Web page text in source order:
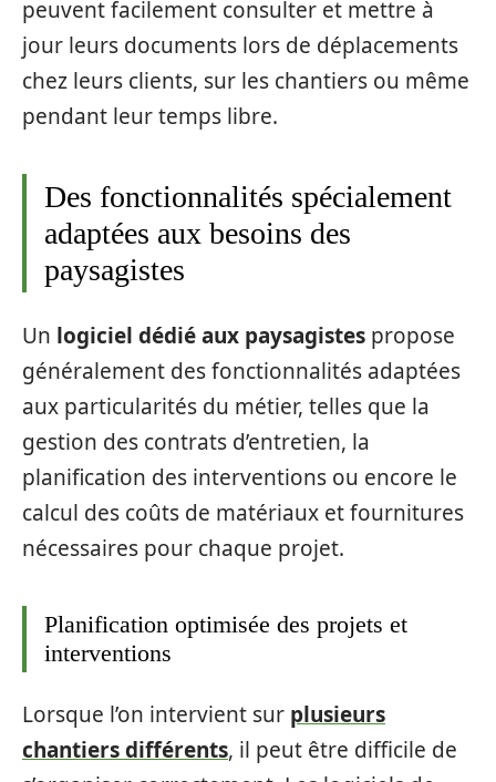
peuvent facilement consulter et mettre à
jour leurs documents lors de déplacements
chez leurs clients, sur les chantiers ou même
pendant leur temps libre.
Des fonctionnalités spécialement
adaptées aux besoins des
paysagistes
Un logiciel dédié aux paysagistes propose
généralement des fonctionnalités adaptées
aux particularités du métier, telles que la
gestion des contrats d’entretien, la
planification des interventions ou encore le
calcul des coûts de matériaux et fournitures
nécessaires pour chaque projet.
Planification optimisée des projets et
interventions
Lorsque l’on intervient sur plusieurs
chantiers différents, il peut être difficile de